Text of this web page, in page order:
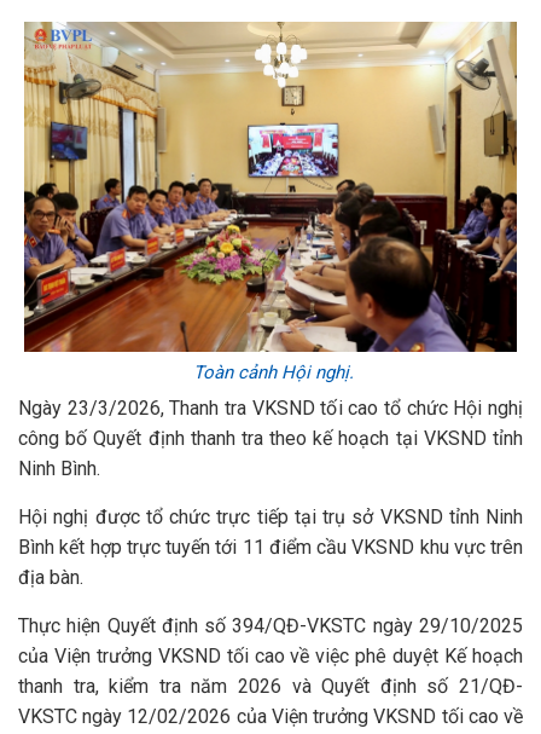
Toàn cảnh Hội nghị.
Ngày 23/3/2026, Thanh tra VKSND tối cao tổ chức Hội nghị
công bố Quyết định thanh tra theo kế hoạch tại VKSND tỉnh
Ninh Bình.
Hội nghị được tổ chức trực tiếp tại trụ sở VKSND tỉnh Ninh
Bình kết hợp trực tuyến tới 11 điểm cầu VKSND khu vực trên
địa bàn.
Thực hiện Quyết định số 394/QĐ-VKSTC ngày 29/10/2025
của Viện trưởng VKSND tối cao về việc phê duyệt Kế hoạch
thanh tra, kiểm tra năm 2026 và Quyết định số 21/QĐ-
VKSTC ngày 12/02/2026 của Viện trưởng VKSND tối cao về